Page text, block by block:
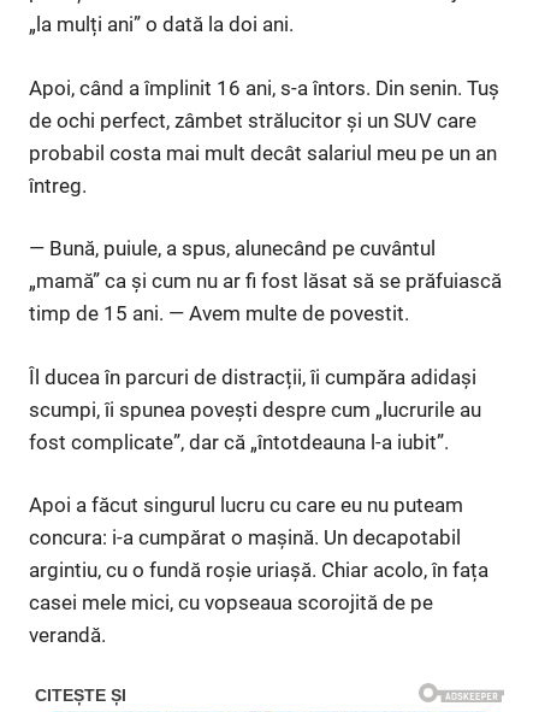
„la mulți ani” o dată la doi ani.
Apoi, când a împlinit 16 ani, s-a întors. Din senin. Tuș
de ochi perfect, zâmbet strălucitor și un SUV care
probabil costa mai mult decât salariul meu pe un an
întreg.
— Bună, puiule, a spus, alunecând pe cuvântul
„mamă” ca și cum nu ar fi fost lăsat să se prăfuiască
timp de 15 ani. — Avem multe de povestit.
Îl ducea în parcuri de distracții, îi cumpăra adidași
scumpi, îi spunea povești despre cum „lucrurile au
fost complicate”, dar că „întotdeauna l-a iubit”.
Apoi a făcut singurul lucru cu care eu nu puteam
concura: i-a cumpărat o mașină. Un decapotabil
argintiu, cu o fundă roșie uriașă. Chiar acolo, în fața
casei mele mici, cu vopseaua scorojită de pe
verandă.